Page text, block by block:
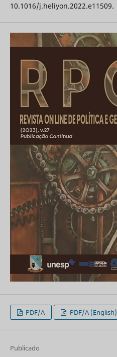
10.1016/j.heliyon.2022.e11509.
PDF/A PDF/A (English)
Publicado